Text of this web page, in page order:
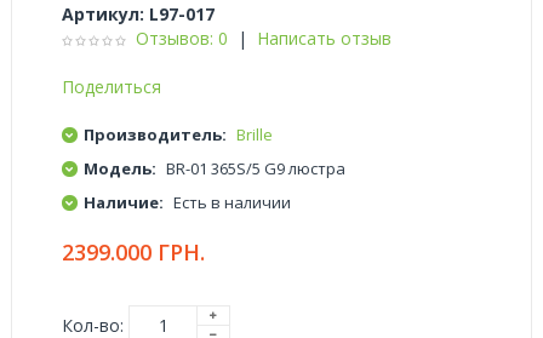
Артикул: L97-017
Отзывов: 0 | Написать отзыв
Поделиться
Производитель: Brille
Модель: BR-01 365S/5 G9 люстра
Наличие: Есть в наличии
2399.000 ГРН.
Кол-во: